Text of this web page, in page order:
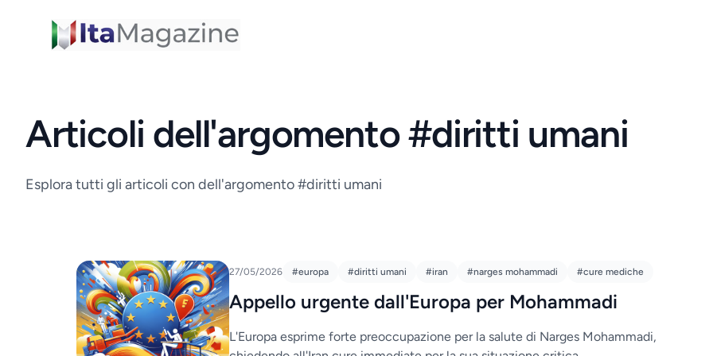
ItaMagazine
Articoli dell'argomento #diritti umani
Esplora tutti gli articoli con dell'argomento #diritti umani
27/05/2026 #europa #diritti umani #iran #narges mohammadi #cure mediche
Appello urgente dall'Europa per Mohammadi
L'Europa esprime forte preoccupazione per la salute di Narges Mohammadi,